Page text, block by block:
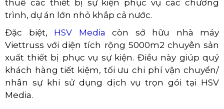
thuê các thiết bị sự kiện phục vụ các chương
trình, dự án lớn nhỏ khắp cả nước.
Đặc biệt, HSV Media còn sở hữu nhà máy
Viettruss với diện tích rộng 5000m2 chuyên sản
xuất thiết bị phục vụ sự kiện. Điều này giúp quý
khách hàng tiết kiệm, tối ưu chi phí vận chuyển/
nhân sự khi sử dụng dịch vụ trọn gói tại HSV
Media.